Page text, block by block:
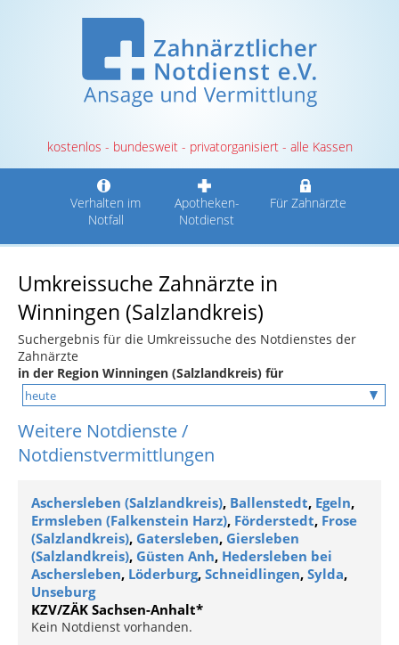
kostenlos - bundesweit - privatorganisiert - alle Kassen
Verhalten im
Notfall
Apotheken-
Notdienst
Für Zahnärzte
Umkreissuche Zahnärzte in
Winningen (Salzlandkreis)
Suchergebnis für die Umkreissuche des Notdienstes der
Zahnärzte
in der Region Winningen (Salzlandkreis) für
Weitere Notdienste /
Notdienstvermittlungen
Aschersleben (Salzlandkreis), Ballenstedt, Egeln,
Ermsleben (Falkenstein Harz), Förderstedt, Frose
(Salzlandkreis), Gatersleben, Giersleben
(Salzlandkreis), Güsten Anh, Hedersleben bei
Aschersleben, Löderburg, Schneidlingen, Sylda,
Unseburg
KZV/ZÄK Sachsen-Anhalt*
Kein Notdienst vorhanden.